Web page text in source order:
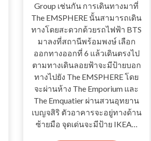
Group เช่นกัน การเดินทางมาที่
The EMSPHERE นั้นสามารถเดิน
ทางโดยสะดวกด้วยรถไฟฟ้า BTS
มาลงที่สถานีพร้อมพงษ์ เลือก
ออกทางออกที่ 6 แล้วเดินตรงไป
ตามทางเดินลอยฟ้าจะมีป้ายบอก
ทางไปยัง The EMSPHERE โดย
จะผ่านห้าง The Emporium และ
The Emquatier ผ่านสวนอุทยาน
เบญจสิริ ตัวอาคารจะอยู่ทางด้าน
ซ้ายมือ จุดเด่นจะมีป้าย IKEA…